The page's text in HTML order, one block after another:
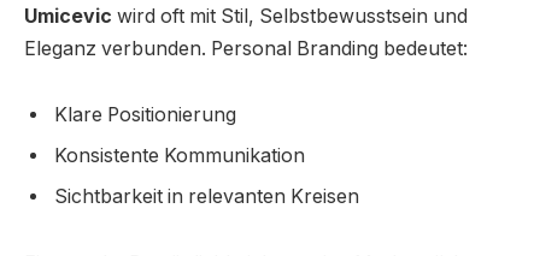
Umicevic wird oft mit Stil, Selbstbewusstsein und
Eleganz verbunden. Personal Branding bedeutet:
Klare Positionierung
Konsistente Kommunikation
Sichtbarkeit in relevanten Kreisen